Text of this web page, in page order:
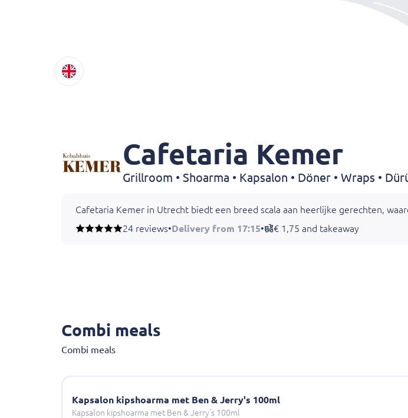
Cafetaria Kemer
Cafetaria Kemer in Utrecht biedt een breed scala aan heerlijke gerechten,
24 reviews•Delivery from 17:15• € 1,75 and takeaway
Combi meals
Combi meals
Kapsalon kipshoarma met Ben & Jerry's 100ml
Kapsalon kipshoarma met Ben & Jerry's 100ml